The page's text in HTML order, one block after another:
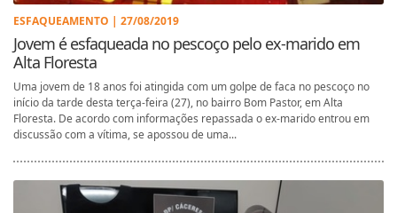
ESFAQUEAMENTO | 27/08/2019
Jovem é esfaqueada no pescoço pelo ex-marido em
Alta Floresta
Uma jovem de 18 anos foi atingida com um golpe de faca no pescoço no
início da tarde desta terça-feira (27), no bairro Bom Pastor, em Alta
Floresta. De acordo com informações repassada o ex-marido entrou em
discussão com a vítima, se apossou de uma...